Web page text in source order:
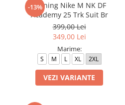
-13%
Trening Nike M NK DF
Academy 25 Trk Suit Br
399,00 Lei
349,00 Lei
Marime:
S M L XL 2XL
VEZI VARIANTE